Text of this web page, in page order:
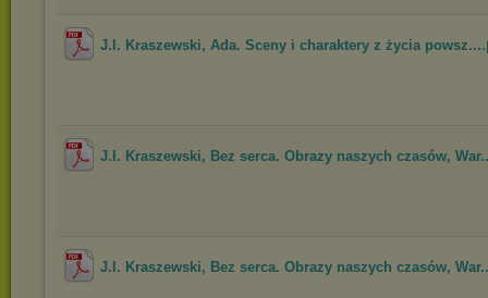
J.I. Kraszewski, Ada. Sceny i charaktery z życia powsz...
J.I. Kraszewski, Bez serca. Obrazy naszych czasów,
J.I. Kraszewski, Bez serca. Obrazy naszych czasów,